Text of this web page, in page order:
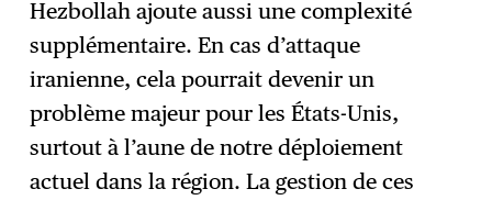
Hezbollah ajoute aussi une complexité
supplémentaire. En cas d’attaque
iranienne, cela pourrait devenir un
problème majeur pour les États-Unis,
surtout à l’aune de notre déploiement
actuel dans la région. La gestion de ces